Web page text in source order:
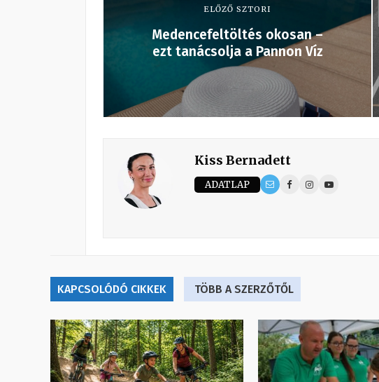
ELŐZŐ SZTORI
Medencefeltöltés okosan –
ezt tanácsolja a Pannon Víz
Kiss Bernadett
ADATLAP
KAPCSOLÓDÓ CIKKEK TÖBB A SZERZŐTŐL